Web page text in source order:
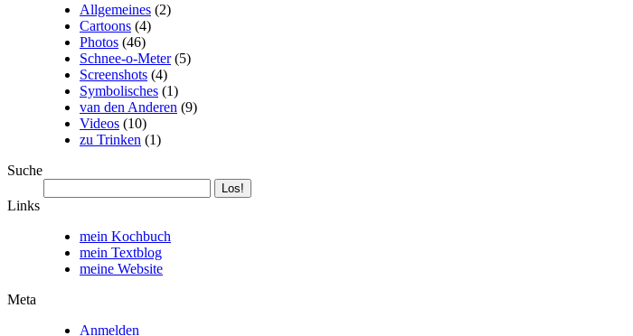
Allgemeines (2)
Cartoons (4)
Photos (46)
Schnee-o-Meter(5)
Screenshots (4)
Symbolisches (1)
van den Anderen (9)
Videos (10)
zu Trinken (1)
Suche
Links
mein Kochbuch
mein Textblog
meine Website
Meta
Anmelden